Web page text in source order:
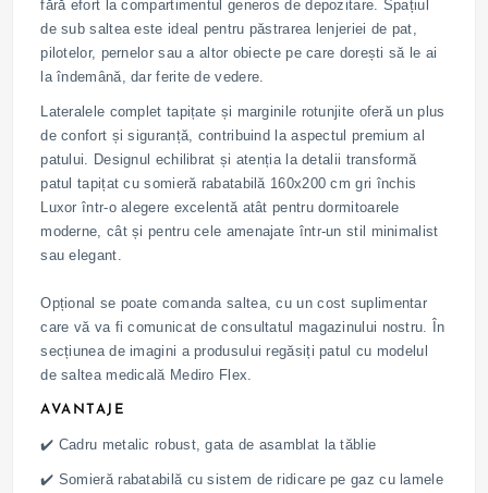
fără efort la compartimentul generos de depozitare. Spațiul
de sub saltea este ideal pentru păstrarea lenjeriei de pat,
pilotelor, pernelor sau a altor obiecte pe care dorești să le ai
la îndemână, dar ferite de vedere.
Lateralele complet tapițate și marginile rotunjite oferă un plus
de confort și siguranță, contribuind la aspectul premium al
patului. Designul echilibrat și atenția la detalii transformă
patul tapițat cu somieră rabatabilă 160x200 cm gri închis
Luxor într-o alegere excelentă atât pentru dormitoarele
moderne, cât și pentru cele amenajate într-un stil minimalist
sau elegant.
Opțional se poate comanda saltea, cu un cost suplimentar
care vă va fi comunicat de consultatul magazinului nostru. În
secțiunea de imagini a produsului regăsiți patul cu modelul
de saltea medicală Mediro Flex.
AVANTAJE
✔️ Cadru metalic robust, gata de asamblat la tăblie
✔️ Somieră rabatabilă cu sistem de ridicare pe gaz cu lamele